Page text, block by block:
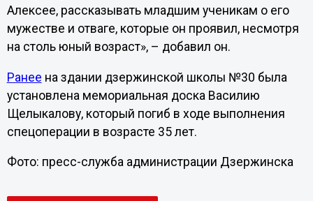
Алексее, рассказывать младшим ученикам о его
мужестве и отваге, которые он проявил, несмотря
на столь юный возраст», – добавил он.
Ранее на здании дзержинской школы №30 была
установлена мемориальная доска Василию
Щелыкалову, который погиб в ходе выполнения
спецоперации в возрасте 35 лет.
Фото: пресс-служба администрации Дзержинска